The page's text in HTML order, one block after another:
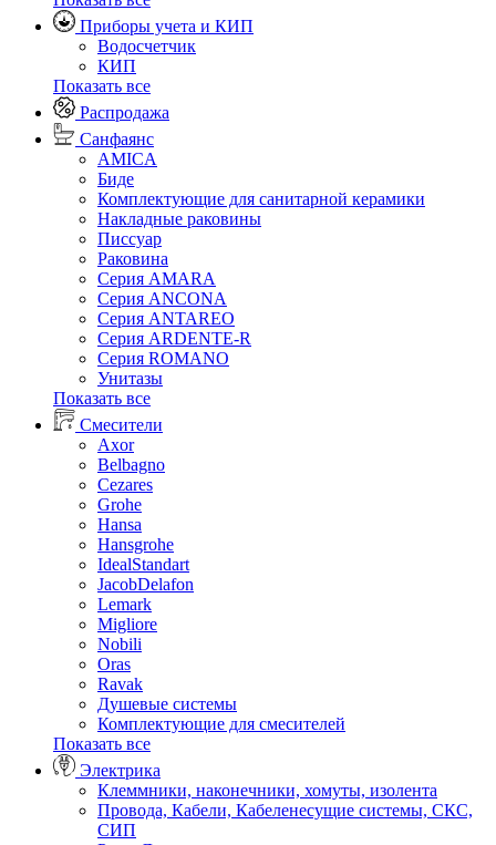
Приборы учета и КИП
Водосчетчик
КИП
Показать все
Распродажа
Санфаянс
AMICA
Биде
Комплектующие для санитарной керамики
Накладные раковины
Писсуар
Раковина
Серия AMARA
Серия ANCONA
Серия ANTAREO
Серия ARDENTE-R
Серия ROMANO
Унитазы
Показать все
Смесители
Axor
Belbagno
Cezares
Grohe
Hansa
Hansgrohe
IdealStandart
JacobDelafon
Lemark
Migliore
Nobili
Oras
Ravak
Душевые системы
Комплектующие для смесителей
Показать все
Электрика
Клеммники, наконечники, хомуты, изолента
Провода, Кабели, Кабеленесущие системы, СКС,
СИП